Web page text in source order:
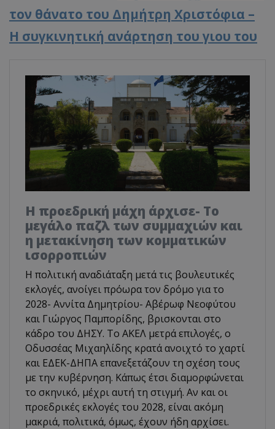
τον θάνατο του Δημήτρη Χριστόφια –
Η συγκινητική ανάρτηση του γιου του
Η προεδρική μάχη άρχισε- Το
μεγάλο παζλ των συμμαχιών και
η μετακίνηση των κομματικών
ισορροπιών
Η πολιτική αναδιάταξη μετά τις βουλευτικές
εκλογές, ανοίγει πρόωρα τον δρόμο για το
2028- Αννίτα Δημητρίου- Αβέρωφ Νεοφύτου
και Γιώργος Παμπορίδης, βρισκονται στο
κάδρο του ΔΗΣΥ. Το ΑΚΕΛ μετρά επιλογές, ο
Οδυσσέας Μιχαηλίδης κρατά ανοιχτό το χαρτί
και ΕΔΕΚ-ΔΗΠΑ επανεξετάζουν τη σχέση τους
με την κυβέρνηση. Κάπως έτσι διαμορφώνεται
το σκηνικό, μέχρι αυτή τη στιγμή. Αν και οι
προεδρικές εκλογές του 2028, είναι ακόμη
μακριά, πολιτικά, όμως, έχουν ήδη αρχίσει.